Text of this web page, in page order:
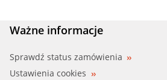
Ważne informacje
Sprawdź status zamówienia
Ustawienia cookies